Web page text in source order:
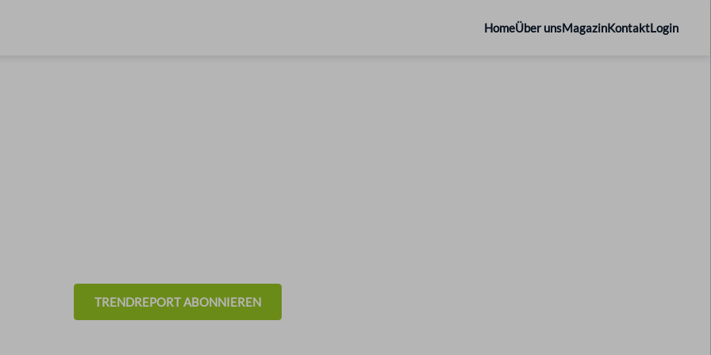
HomeÜber unsMagazinKontaktLogin
TRENDREPORT ABONNIEREN